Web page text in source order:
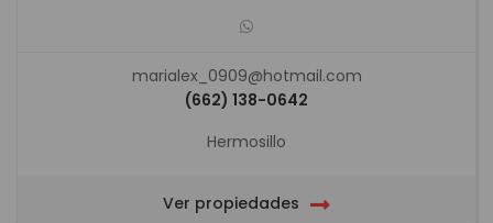
marialex_0909@hotmail.com
(662) 138-0642
Hermosillo
Ver propiedades